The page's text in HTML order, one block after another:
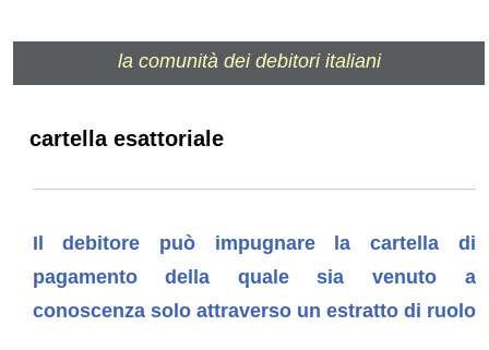
la comunità dei debitori italiani
cartella esattoriale
Il debitore può impugnare la cartella di
pagamento della quale sia venuto a
conoscenza solo attraverso un estratto di ruolo